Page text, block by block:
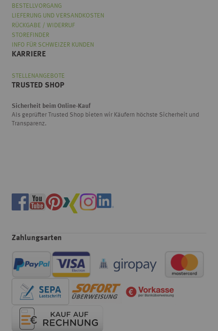
BESTELLVORGANG
LIEFERUNG UND VERSANDKOSTEN
RÜCKGABE / WIDERRUF
STOREFINDER
INFO FÜR SCHWEIZER KUNDEN
KARRIERE
STELLENANGEBOTE
TRUSTED SHOP
Sicherheit beim Online-Kauf
Als geprüfter Trusted Shop bieten wir Käufern höchste Sicherheit und
Transparenz.
Zahlungsarten